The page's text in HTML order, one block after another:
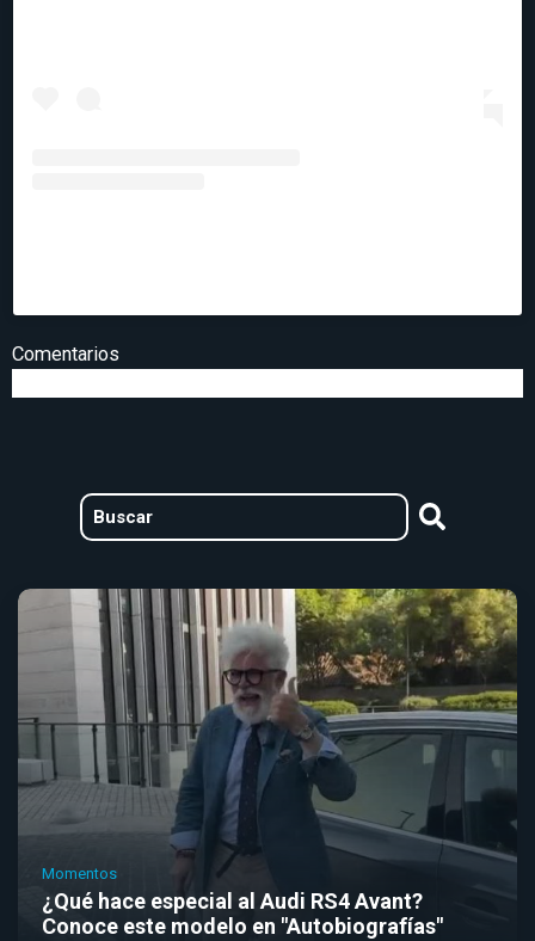
Comentarios
Momentos
¿Qué hace especial al Audi RS4 Avant?
Conoce este modelo en "Autobiografías"